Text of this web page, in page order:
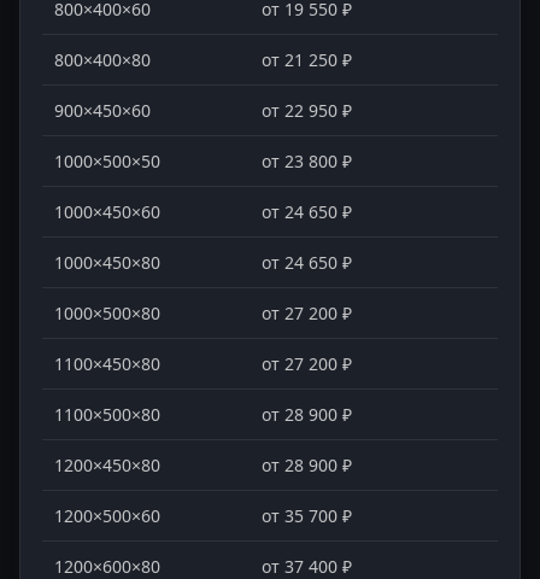
800×400×60 от 19 550 ₽
800×400×80 от 21 250 ₽
900×450×60 от 22 950 ₽
1000×500×50 от 23 800 ₽
1000×450×60 от 24 650 ₽
1000×450×80 от 24 650 ₽
1000×500×80 от 27 200 ₽
1100×450×80 от 27 200 ₽
1100×500×80 от 28 900 ₽
1200×450×80 от 28 900 ₽
1200×500×60 от 35 700 ₽
1200×600×80 от 37 400 ₽